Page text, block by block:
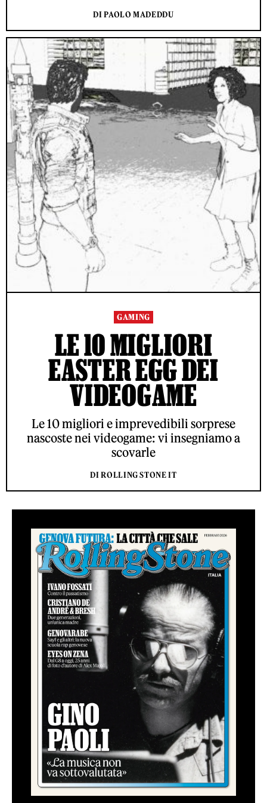
DI PAOLO MADEDDU
GAMING
LE 10 MIGLIORI
EASTER EGG DEI
VIDEOGAME
Le 10 migliori e imprevedibili sorprese
nascoste nei videogame: vi insegniamo a
scovarle
DI ROLLING STONE IT